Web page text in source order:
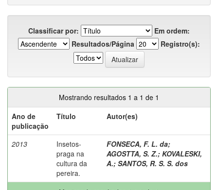
Classificar por:
Em ordem:
Resultados/Página
Registro(s):
Mostrando resultados 1 a 1 de 1
Ano de
publicação
Título Autor(es)
2013
Insetos-
praga na
cultura da
pereira.
FONSECA, F. L. da;
AGOSTTA, S. Z.; KOVALESKI,
A.; SANTOS, R. S. S. dos